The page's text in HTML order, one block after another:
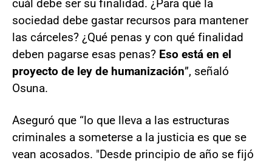
cuál debe ser su finalidad. ¿Para qué la
sociedad debe gastar recursos para mantener
las cárceles? ¿Qué penas y con qué finalidad
deben pagarse esas penas? Eso está en el
proyecto de ley de humanización”, señaló
Osuna.
Aseguró que “lo que lleva a las estructuras
criminales a someterse a la justicia es que se
vean acosados. "Desde principio de año se fijó